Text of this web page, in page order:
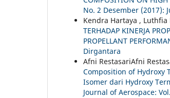
No. 2 Desember (2017):
Kendra Hartaya ,
TERHADAP KINERJA
PROPELLANT
Dirgantara
Afni RestasariAfni
Composition of Hydroxy
Isomer dari Hydroxy
Journal of Aerospace: